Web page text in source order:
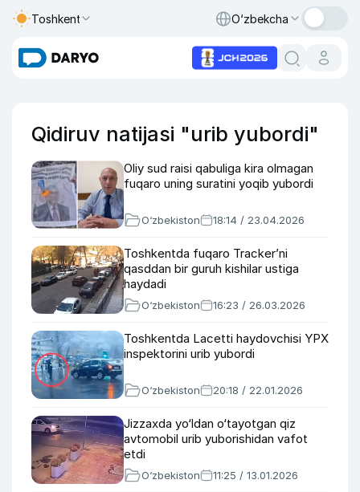
Toshkent O‘zbekcha
Qidiruv natijasi "urib yubordi"
Oliy sud raisi qabuliga kira olmagan
fuqaro uning suratini yoqib yubordi
O‘zbekiston 18:14 / 23.04.2026
Toshkentda fuqaro Tracker’ni
qasddan bir guruh kishilar ustiga
haydadi
O‘zbekiston 16:23 / 26.03.2026
Toshkentda Lacetti haydovchisi YPX
inspektorini urib yubordi
O‘zbekiston 20:18 / 22.01.2026
Jizzaxda yo‘ldan o‘tayotgan qiz
avtomobil urib yuborishidan vafot
etdi
O‘zbekiston 11:25 / 13.01.2026